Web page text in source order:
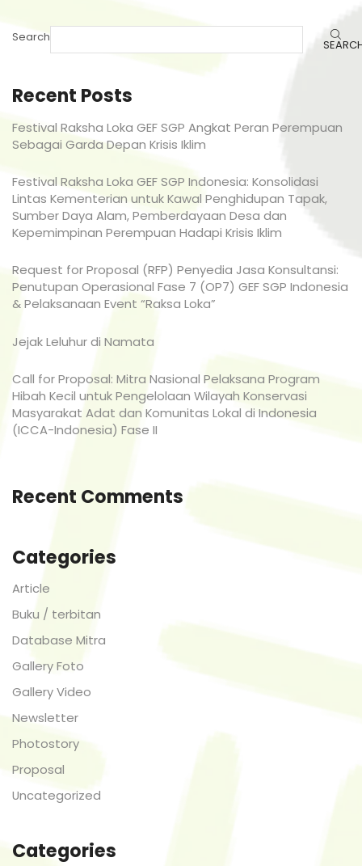
Search
Recent Posts
Festival Raksha Loka GEF SGP Angkat Peran Perempuan
Sebagai Garda Depan Krisis Iklim
Festival Raksha Loka GEF SGP Indonesia: Konsolidasi
Lintas Kementerian untuk Kawal Penghidupan Tapak,
Sumber Daya Alam, Pemberdayaan Desa dan
Kepemimpinan Perempuan Hadapi Krisis Iklim
Request for Proposal (RFP) Penyedia Jasa Konsultansi:
Penutupan Operasional Fase 7 (OP7) GEF SGP Indonesia
& Pelaksanaan Event “Raksa Loka”
Jejak Leluhur di Namata
Call for Proposal: Mitra Nasional Pelaksana Program
Hibah Kecil untuk Pengelolaan Wilayah Konservasi
Masyarakat Adat dan Komunitas Lokal di Indonesia
(ICCA-Indonesia) Fase II
Recent Comments
Categories
Article
Buku / terbitan
Database Mitra
Gallery Foto
Gallery Video
Newsletter
Photostory
Proposal
Uncategorized
Categories